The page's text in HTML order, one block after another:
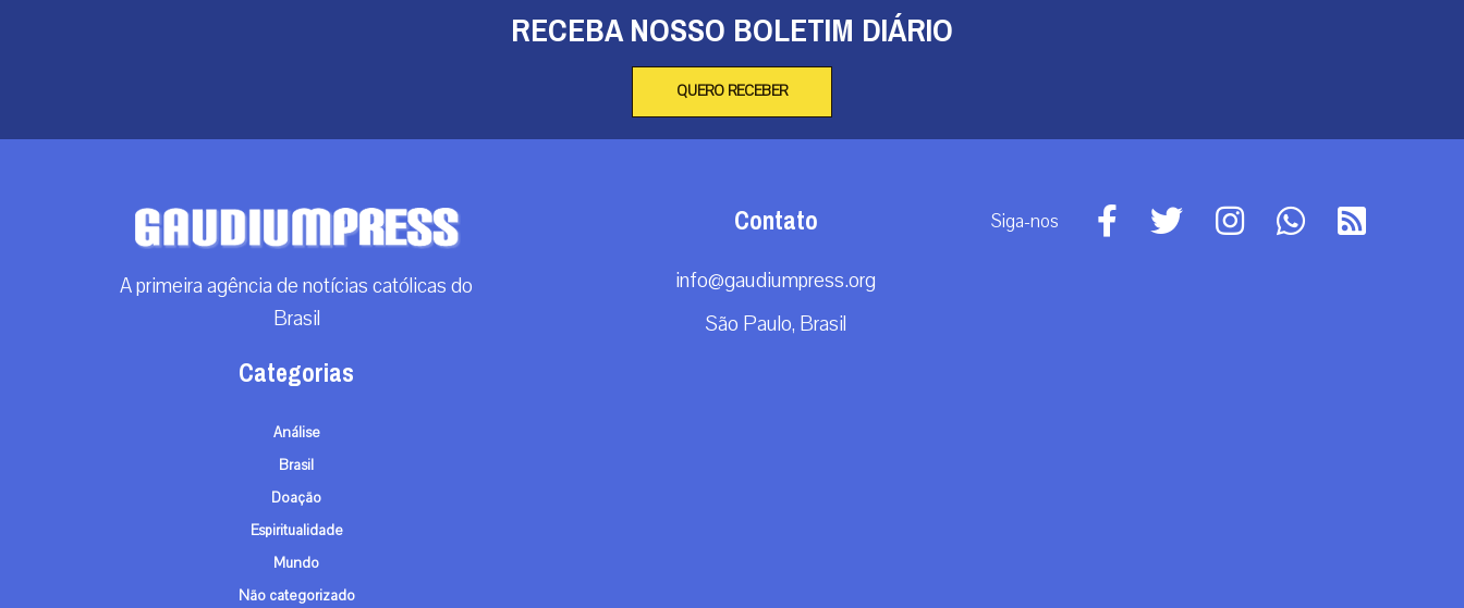
RECEBA NOSSO BOLETIM DIÁRIO
QUERO RECEBER
A primeira agência de notícias católicas do
Brasil
Categorias
Análise
Brasil
Doação
Espiritualidade
Mundo
Não categorizado
Contato
info@gaudiumpress.org
São Paulo, Brasil
Siga-nos